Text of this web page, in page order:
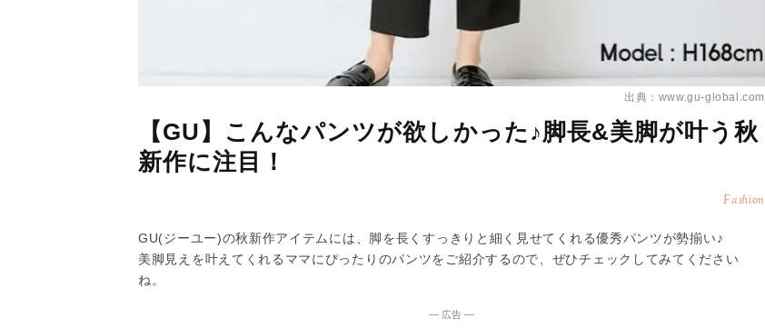
出典：www.gu-global.com
【GU】こんなパンツが欲しかった♪脚長&美脚が叶う秋
新作に注目！
Fashion
GU(ジーユー)の秋新作アイテムには、脚を長くすっきりと細く見せてくれる優秀パンツが勢揃い♪
美脚見えを叶えてくれるママにぴったりのパンツをご紹介するので、ぜひチェックしてみてください
ね。
― 広告 ―